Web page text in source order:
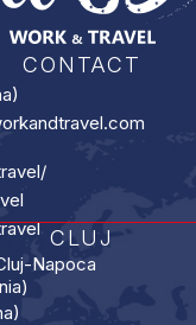
CONTACT
CLUJ
Napoca